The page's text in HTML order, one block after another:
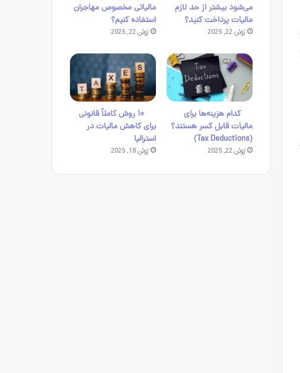
می‌شود بیشتر از حد لازم
مالیات پرداخت کنید؟
ژوئن 22, 2025
مالیاتی مخصوص مهاجران
استفاده کنیم؟
ژوئن 22, 2025
کدام هزینه‌ها برای
مالیات قابل کسر هستند؟
(Tax Deductions)
ژوئن 22, 2025
۱۰ روش کاملاً قانونی
برای کاهش مالیات در
استرالیا
ژوئن 18, 2025